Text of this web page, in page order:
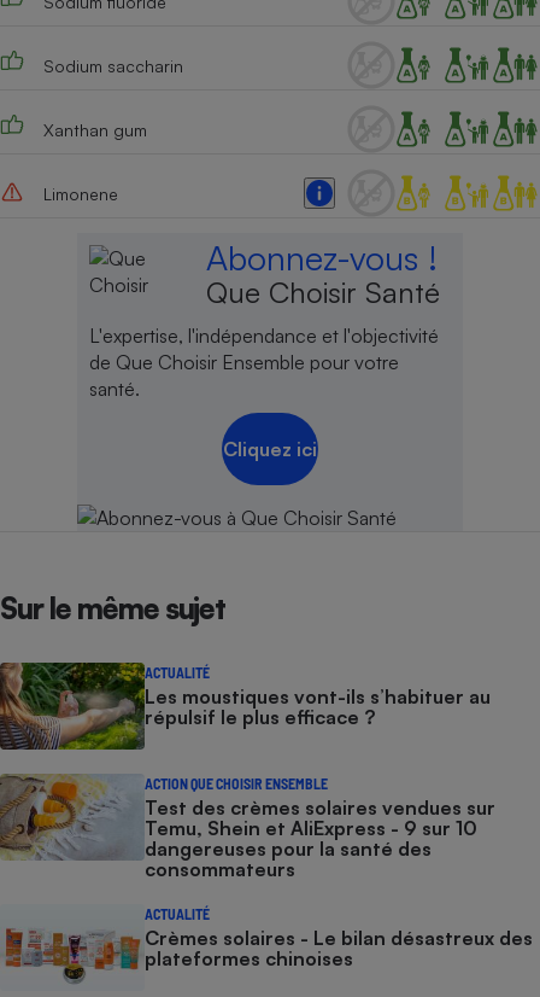
Sodium saccharin
Xanthan gum
Limonene
Abonnez-vous !
Que Choisir Santé
L'expertise, l'indépendance et l'objectivité
de Que Choisir Ensemble pour votre
santé.
Cliquez ici
Sur le même sujet
ACTUALITÉ
Les moustiques vont-ils s’habituer au
répulsif le plus efficace ?
ACTION QUE CHOISIR ENSEMBLE
Test des crèmes solaires vendues sur
Temu, Shein et AliExpress - 9 sur 10
dangereuses pour la santé des
consommateurs
ACTUALITÉ
Crèmes solaires - Le bilan désastreux des
plateformes chinoises